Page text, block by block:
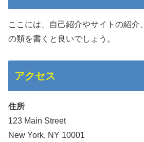
ここには、自己紹介やサイトの紹介
の類を書くと良いでしょう。
アクセス
住所
123 Main Street
New York, NY 10001